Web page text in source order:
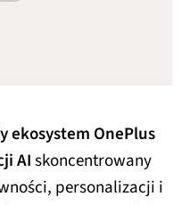
ekosystem OnePlus
AI skoncentrowany
personalizacji i